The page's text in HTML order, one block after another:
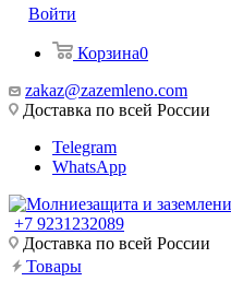
Войти
Корзина0
zakaz@zazemleno.com
Доставка по всей России
Telegram
WhatsApp
+7 9231232089
Доставка по всей России
Товары